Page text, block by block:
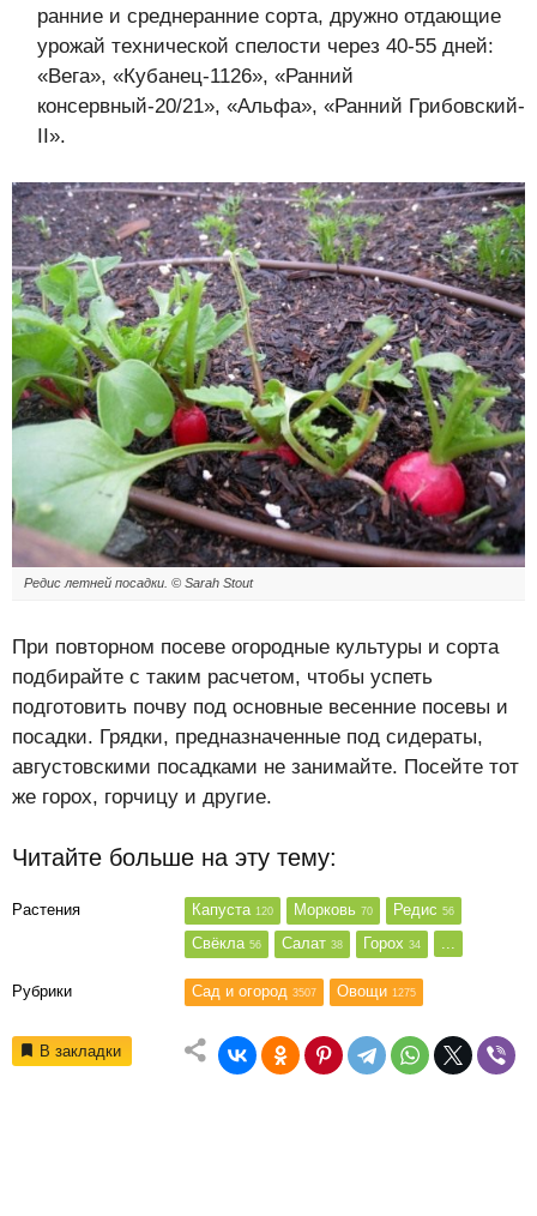
ранние и среднеранние сорта, дружно отдающие
урожай технической спелости через 40-55 дней:
«Вега», «Кубанец-1126», «Ранний
консервный-20/21», «Альфа», «Ранний Грибовский-
II».
Редис летней посадки. © Sarah Stout
При повторном посеве огородные культуры и сорта
подбирайте с таким расчетом, чтобы успеть
подготовить почву под основные весенние посевы и
посадки. Грядки, предназначенные под сидераты,
августовскими посадками не занимайте. Посейте тот
же горох, горчицу и другие.
Читайте больше на эту тему:
Растения Капуста 120 Морковь 70 Редис 56
Свёкла 56 Салат 38 Горох 34 ...
Рубрики Сад и огород 3507 Овощи 1275
В закладки